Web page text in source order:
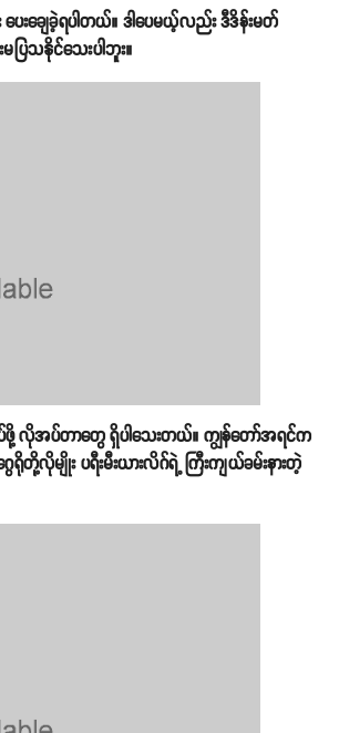
ချေခဲ့ရပါတယ်။ ဒါပေမယ့်လည်း ဒီဒိန်းမတ်
သနိုင်သေးပါဘူး။
ပ်ဖို့ လိုအပ်တာတွေ ရှိပါသေးတယ်။ ကျွန်တော်အရင်က
လိုမျိုး ပရီးမီးယားလိဂ်ရဲ့ ကြီးကျယ်ခမ်းနားတဲ့